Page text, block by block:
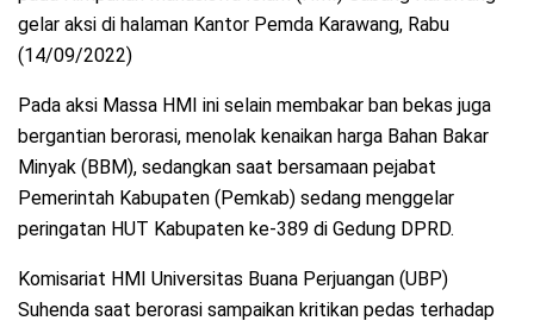
gelar aksi di halaman Kantor Pemda Karawang, Rabu
(14/09/2022)
Pada aksi Massa HMI ini selain membakar ban bekas juga
bergantian berorasi, menolak kenaikan harga Bahan Bakar
Minyak (BBM), sedangkan saat bersamaan pejabat
Pemerintah Kabupaten (Pemkab) sedang menggelar
peringatan HUT Kabupaten ke-389 di Gedung DPRD.
Komisariat HMI Universitas Buana Perjuangan (UBP)
Suhenda saat berorasi sampaikan kritikan pedas terhadap